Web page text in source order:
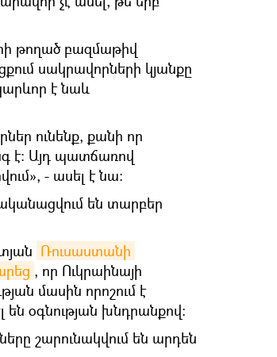
թողած բազմաթիվ
սակրավորների կյանքը
է նաև
ունենք, քանի որ
է։ Այդ պատճառով
- ասել է նա։
են տարբեր
Ռուսաստանի
, որ Ուկրաինայի
մասին որոշում է
օգնության խնդրանքով։
շարունակվում են արդեն